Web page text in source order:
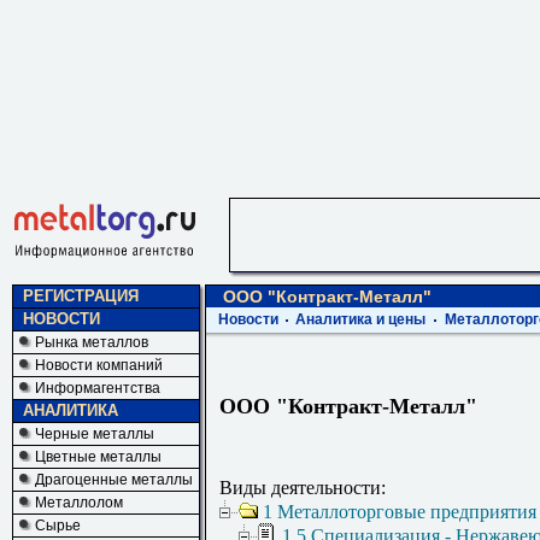
РЕГИСТРАЦИЯ
НОВОСТИ
Рынка металлов
Новости компаний
Информагентства
АНАЛИТИКА
Черные металлы
Цветные металлы
Драгоценные металлы
Металлолом
Сырье
ООО "Контракт-Металл"
Новости Аналитика и цены
ООО "Контракт-Металл"
Виды деятельности:
1 Металлоторговые
1.5 Специализация -